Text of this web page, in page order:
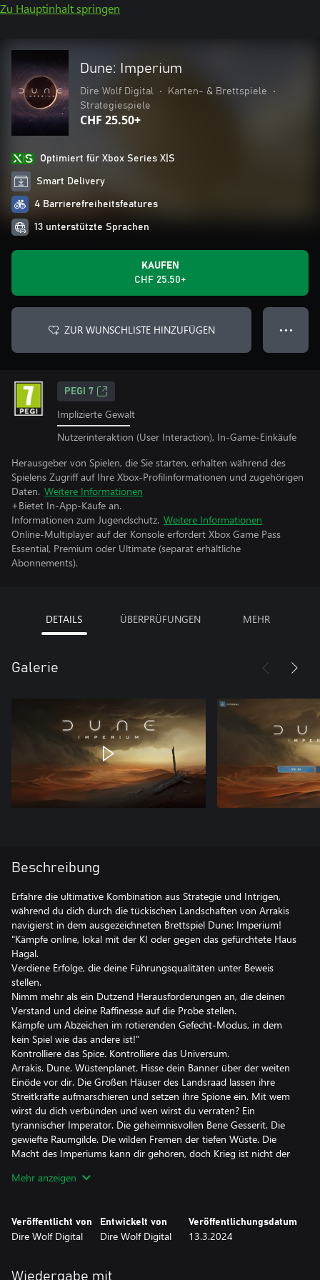
Zu Hauptinhalt springen
Dune: Imperium
Dire Wolf Digital • Karten- & Brettspiele
•
Strategiespiele
CHF 25.50+
Optimiert für Xbox Series X|S
Smart Delivery
4 Barrierefreiheitsfeatures
13 unterstützte Sprachen
KAUFEN
CHF 25.50+
ZUR WUNSCHLISTE HINZUFÜGEN ● ● ●
PEGI 7
Implizierte Gewalt
Nutzerinteraktion (User Interaction), In-Game-Einkäufe
Herausgeber von Spielen, die Sie starten, erhalten während des
Spielens Zugriff auf Ihre Xbox-Profilinformationen und zugehörigen
Daten. Weitere Informationen
+Bietet In-App-Käufe an.
Informationen zum Jugendschutz. Weitere Informationen
Online-Multiplayer auf der Konsole erfordert Xbox Game Pass
Essential, Premium oder Ultimate (separat erhältliche
Abonnements).
DETAILS ÜBERPRÜFUNGEN MEHR
Galerie
Beschreibung
Erfahre die ultimative Kombination aus Strategie und Intrigen,
während du dich durch die tückischen Landschaften von Arrakis
navigierst in dem ausgezeichneten Brettspiel Dune: Imperium!
"Kämpfe online, lokal mit der KI oder gegen das gefürchtete Haus
Hagal.
Verdiene Erfolge, die deine Führungsqualitäten unter Beweis
stellen.
Nimm mehr als ein Dutzend Herausforderungen an, die deinen
Verstand und deine Raffinesse auf die Probe stellen.
Kämpfe um Abzeichen im rotierenden Gefecht-Modus, in dem
kein Spiel wie das andere ist!"
Kontrolliere das Spice. Kontrolliere das Universum.
Arrakis. Dune. Wüstenplanet. Hisse dein Banner über der weiten
Einöde vor dir. Die Großen Häuser des Landsraad lassen ihre
Streitkräfte aufmarschieren und setzen ihre Spione ein. Mit wem
wirst du dich verbünden und wen wirst du verraten? Ein
tyrannischer Imperator. Die geheimnisvollen Bene Gesserit. Die
gewiefte Raumgilde. Die wilden Fremen der tiefen Wüste. Die
Macht des Imperiums kann dir gehören, doch Krieg ist nicht der
Dune: Imperium vereint Deckbau und Worker-Placement in
politische Verbündete suchen oder dich auf deine militärische
Stärke verlassen? Wählst du wirtschaftlichen Einfluss oder subtile
Mehr anzeigen
Veröffentlicht von
Dire Wolf Digital
Entwickelt von
Dire Wolf Digital
Veröffentlichungsdatum
13.3.2024
Wiedergabe mit